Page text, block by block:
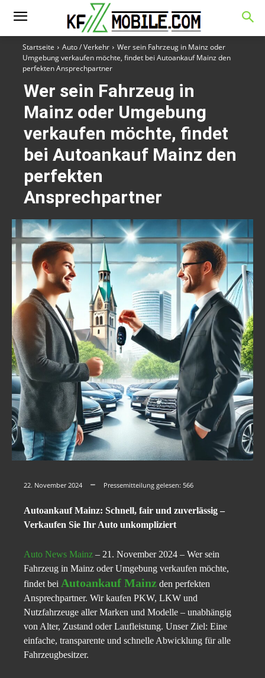
Startseite Auto / Verkehr
Wer sein Fahrzeug in Mainz oder
Umgebung verkaufen möchte, findet bei Autoankauf Mainz den
perfekten Ansprechpartner
Wer sein Fahrzeug in
Mainz oder Umgebung
verkaufen möchte, findet
bei Autoankauf Mainz den
perfekten
Ansprechpartner
22. November 2024 Pressemitteilung gelesen: 566
Autoankauf Mainz: Schnell, fair und zuverlässig –
Verkaufen Sie Ihr Auto unkompliziert
Auto News Mainz – 21. November 2024 – Wer sein
Fahrzeug in Mainz oder Umgebung verkaufen möchte,
findet bei Autoankauf Mainz den perfekten
Ansprechpartner. Wir kaufen PKW, LKW und
Nutzfahrzeuge aller Marken und Modelle – unabhängig
von Alter, Zustand oder Laufleistung. Unser Ziel: Eine
einfache, transparente und schnelle Abwicklung für alle
Fahrzeugbesitzer.